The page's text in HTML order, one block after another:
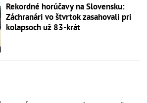
Rekordné horúčavy na Slovensku:
Záchranári vo štvrtok zasahovali pri
kolapsoch už 83-krát